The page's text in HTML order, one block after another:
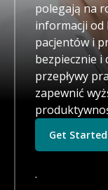
polegają na
informacji od
pacjentów i
bezpiecznie i
przepływy
zapewnić
Get Started
.